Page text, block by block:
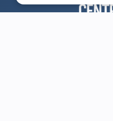
Parceiros e